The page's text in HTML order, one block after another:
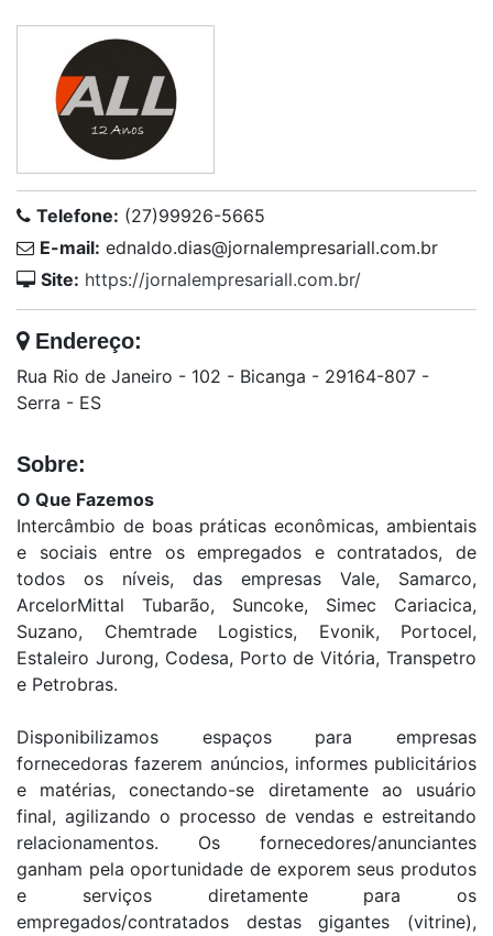
Telefone: (27)99926-5665
E-mail: ednaldo.dias@jornalempresariall.com.br
Site: https://jornalempresariall.com.br/
Endereço:
Rua Rio de Janeiro - 102 - Bicanga - 29164-807 -
Serra - ES
Sobre:
O Que Fazemos
Intercâmbio de boas práticas econômicas, ambientais
e sociais entre os empregados e contratados, de
todos os níveis, das empresas Vale, Samarco,
ArcelorMittal Tubarão, Suncoke, Simec Cariacica,
Suzano, Chemtrade Logistics, Evonik, Portocel,
Estaleiro Jurong, Codesa, Porto de Vitória, Transpetro
e Petrobras.
Disponibilizamos espaços para empresas
fornecedoras fazerem anúncios, informes publicitários
e matérias, conectando-se diretamente ao usuário
final, agilizando o processo de vendas e estreitando
relacionamentos. Os fornecedores/anunciantes
ganham pela oportunidade de exporem seus produtos
e serviços diretamente para os
empregados/contratados destas gigantes (vitrine),